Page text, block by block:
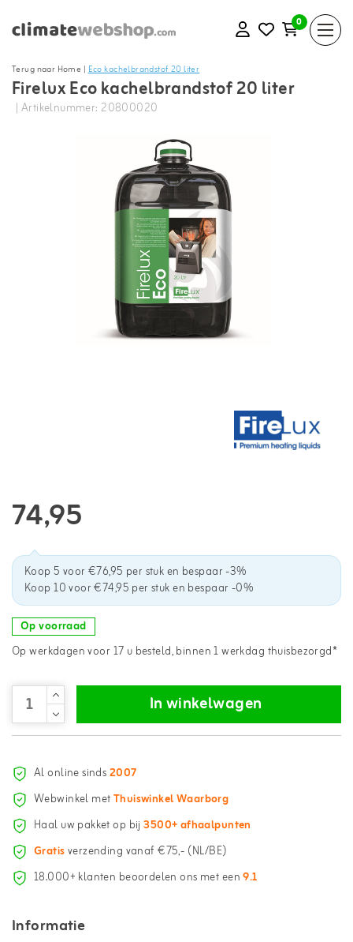
0
Terug naar Home |Eco kachelbrandstof 20 liter
Firelux Eco kachelbrandstof 20 liter
| Artikelnummer: 20800020
74,95
Koop 5 voor €76,95 per stuk en bespaar -3%
Koop 10 voor €74,95 per stuk en bespaar -0%
Op voorraad
Op werkdagen voor 17 u besteld, binnen 1 werkdag thuisbezorgd*
In winkelwagen
Al online sinds2007
Webwinkel metThuiswinkel Waarborg
Haal uw pakket op bij3500+ afhaalpunten
Gratisverzending vanaf €75,- (NL/BE)
18.000+ klanten beoordelen ons met een9.1
Informatie